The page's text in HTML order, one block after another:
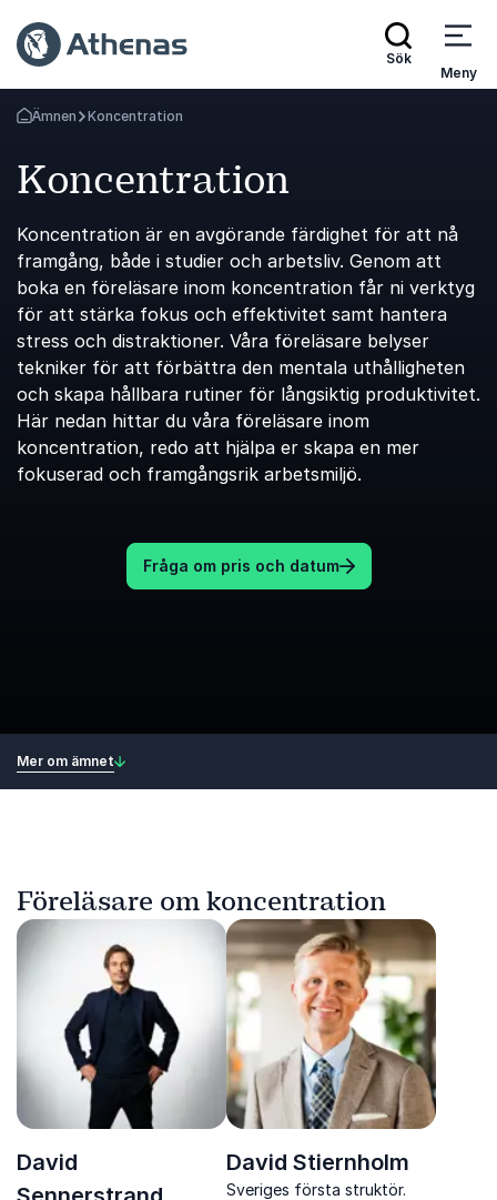
Sök
Meny
Gå tillbaka till startsidan
Ämnen Koncentration
Koncentration
Koncentration är en avgörande färdighet för att nå
framgång, både i studier och arbetsliv. Genom att
boka en föreläsare inom koncentration får ni verktyg
för att stärka fokus och effektivitet samt hantera
stress och distraktioner. Våra föreläsare belyser
tekniker för att förbättra den mentala uthålligheten
och skapa hållbara rutiner för långsiktig produktivitet.
Här nedan hittar du våra föreläsare inom
koncentration, redo att hjälpa er skapa en mer
fokuserad och framgångsrik arbetsmiljö.
Fråga om pris och datum
Mer om ämnet
Föreläsare om koncentration
David
David Stiernholm
Sveriges första struktör.